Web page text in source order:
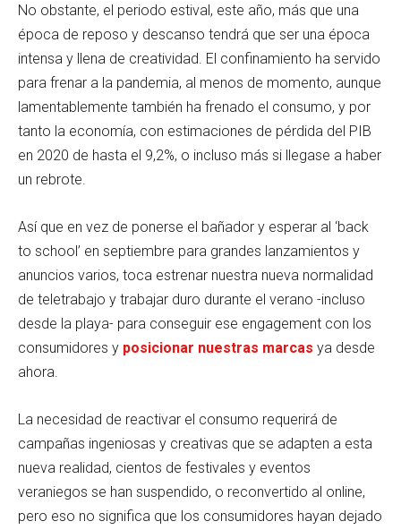
No obstante, el periodo estival, este año, más que una
época de reposo y descanso tendrá que ser una época
intensa y llena de creatividad. El confinamiento ha servido
para frenar a la pandemia, al menos de momento, aunque
lamentablemente también ha frenado el consumo, y por
tanto la economía, con estimaciones de pérdida del PIB
en 2020 de hasta el 9,2%, o incluso más si llegase a haber
un rebrote.
Así que en vez de ponerse el bañador y esperar al ‘back
to school’ en septiembre para grandes lanzamientos y
anuncios varios, toca estrenar nuestra nueva normalidad
de teletrabajo y trabajar duro durante el verano -incluso
desde la playa- para conseguir ese engagement con los
consumidores y posicionar nuestras marcas ya desde
ahora.
La necesidad de reactivar el consumo requerirá de
campañas ingeniosas y creativas que se adapten a esta
nueva realidad, cientos de festivales y eventos
veraniegos se han suspendido, o reconvertido al online,
pero eso no significa que los consumidores hayan dejado